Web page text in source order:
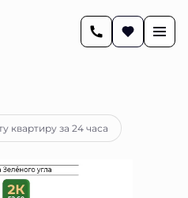
9 503 382 руб.
квартиру за 24 часа